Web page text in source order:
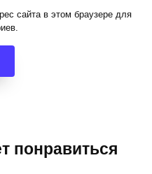
сайта в этом браузере для
понравиться